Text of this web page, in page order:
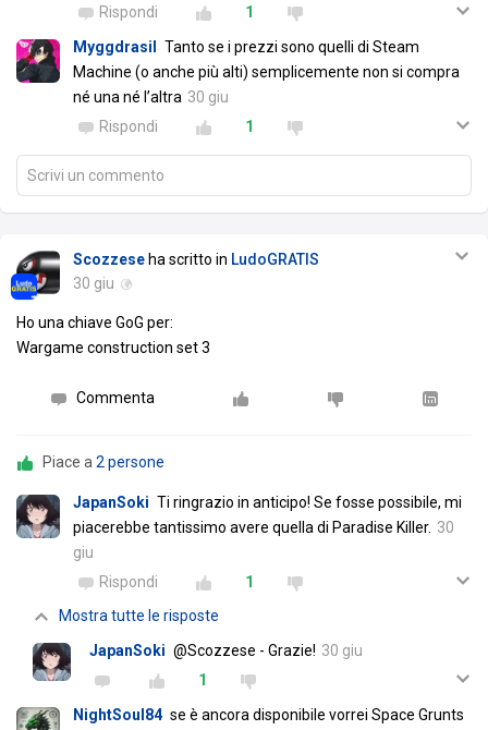
Rispondi
1
Myggdrasil
Tanto se i prezzi sono quelli di Steam
Machine (o anche più alti) semplicemente non si compra
né una né l’altra 30 giu
Rispondi
1
Scrivi un commento
Scozzese ha scritto in LudoGRATIS
30 giu
Ho una chiave GoG per:
Wargame construction set 3
Commenta
Piace a2 persone
JapanSoki Ti ringrazio in anticipo! Se fosse possibile, mi
piacerebbe tantissimo avere quella di Paradise Killer. 30
giu
Rispondi
1
Mostra tutte le risposte
JapanSoki @Scozzese - Grazie! 30 giu
1
NightSoul84 se è ancora disponibile vorrei Space Grunts